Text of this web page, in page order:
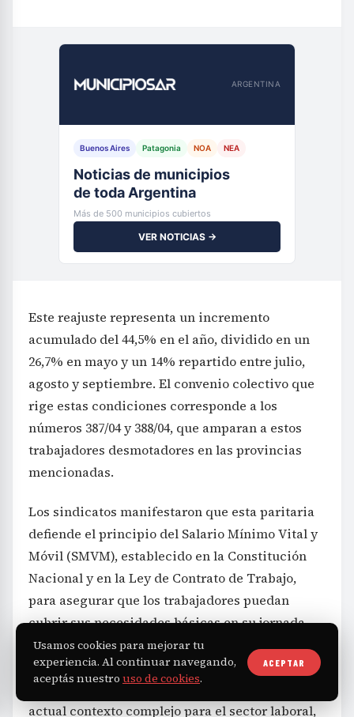
ARGENTINA
Buenos Aires Patagonia NOA NEA
Noticias de municipios
de toda Argentina
Más de 500 municipios cubiertos
VER NOTICIAS →
Este reajuste representa un incremento
acumulado del 44,5% en el año, dividido en un
26,7% en mayo y un 14% repartido entre julio,
agosto y septiembre. El convenio colectivo que
rige estas condiciones corresponde a los
números 387/04 y 388/04, que amparan a estos
trabajadores desmotadores en las provincias
mencionadas.
Los sindicatos manifestaron que esta paritaria
defiende el principio del Salario Mínimo Vital y
Móvil (SMVM), establecido en la Constitución
Nacional y en la Ley de Contrato de Trabajo,
para asegurar que los trabajadores puedan
cubrir sus necesidades básicas en su jornada
laboral. Indicaron que la voluntad firme de los
trabajadores para mantener su reclamo fue
clave en la negociación, especialmente en el
actual contexto complejo para el sector laboral,
Usamos cookies para mejorar tu
experiencia. Al continuar navegando,
aceptás nuestro uso de cookies.
ACEPTAR